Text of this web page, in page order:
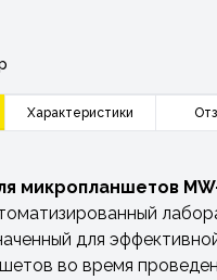
Характеристики
микропланшетов
для
во время